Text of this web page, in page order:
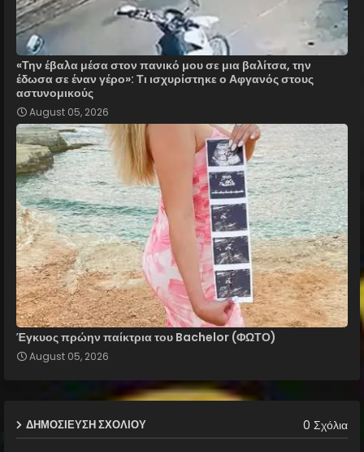
«Την έβαλα μέσα στον πανικό μου σε μια βαλίτσα, την
έδωσα σε έναν γέρο»: Τι ισχυρίστηκε ο Αφγανός στους
αστυνομικούς
August 05, 2026
Έγκυος πρώην παίκτρια του Bachelor (ΦΩΤΟ)
August 05, 2026
ΔΗΜΟΣΊΕΥΣΗ ΣΧΟΛΊΟΥ 0 Σχόλια